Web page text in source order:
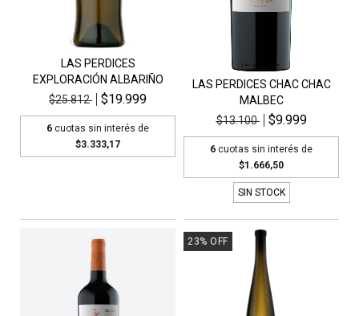
LAS PERDICES
EXPLORACIÓN ALBARIÑO
$25.812
$19.999
6 cuotas sin interés de
$3.333,17
LAS PERDICES CHAC CHAC
MALBEC
$13.100
$9.999
6 cuotas sin interés de
$1.666,50
SIN STOCK
23% OFF